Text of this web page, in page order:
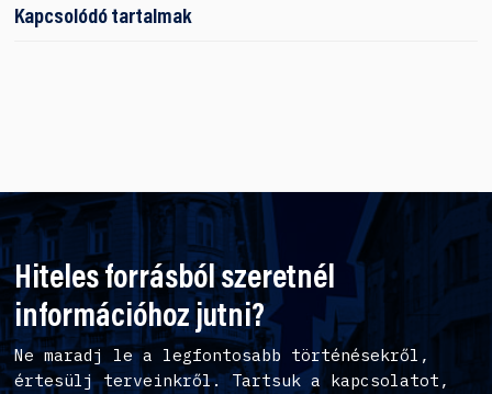
Kapcsolódó tartalmak
Hiteles forrásból szeretnél
információhoz jutni?
Ne maradj le a legfontosabb történésekről,
értesülj terveinkről. Tartsuk a kapcsolatot,